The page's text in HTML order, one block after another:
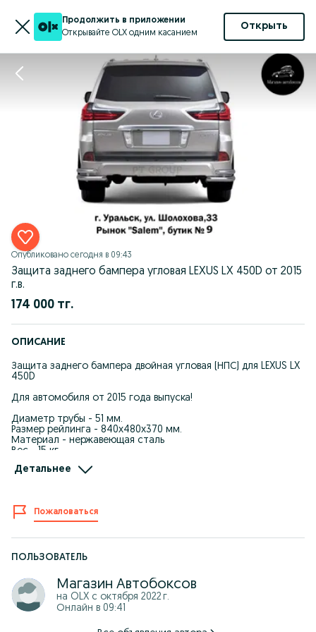
Продолжить в приложении
Открывайте OLX одним касанием
Открыть
Опубликовано сегодня в 09:43
Защита заднего бампера угловая LEXUS LX 450D от 2015
г.в.
174 000 тг.
ОПИСАНИЕ
Защита заднего бампера двойная угловая (НПС) для LEXUS LX
450D
Для автомобиля от 2015 года выпуска!
Диаметр трубы - 51 мм.
Размер рейлинга - 840х480х370 мм.
Материал - нержавеющая сталь
Вес - 15 кг.
силовые кронштейны. Для установки не нужно сверлить
Режим работы: ПН-ВС: 09:00 до 18:00
Самовывоз: г. Уральск, ул. Шолохова 33, Рынок "Salem" Бутик
В регионы отправляем через ТК: СДЭК, ПЭК, КИТ или другими
удобными для Вас транспортными компаниями после 100%
оплаты заказа
Детальнее
Пожаловаться
ПОЛЬЗОВАТЕЛЬ
Магазин Автобоксов
на OLX с октября 2022 г.
Онлайн в 09:41